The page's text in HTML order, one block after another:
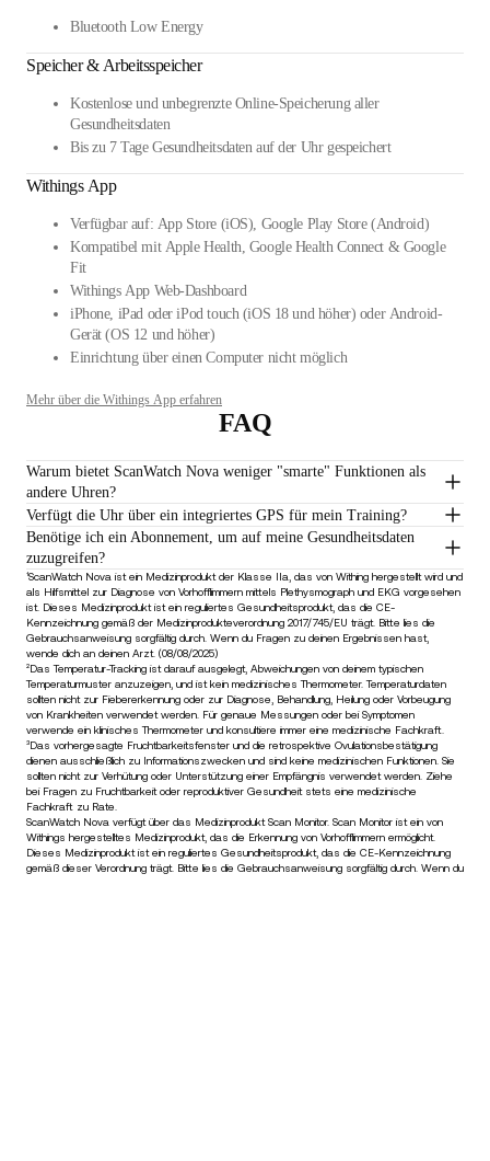
Bluetooth Low Energy
Speicher & Arbeitsspeicher
Kostenlose und unbegrenzte Online-Speicherung aller
Gesundheitsdaten
Bis zu 7 Tage Gesundheitsdaten auf der Uhr gespeichert
Withings App
Verfügbar auf: App Store (iOS), Google Play Store (Android)
Kompatibel mit Apple Health, Google Health Connect & Google
Fit
Withings App Web-Dashboard
iPhone, iPad oder iPod touch (iOS 18 und höher) oder Android-
Gerät (OS 12 und höher)
Einrichtung über einen Computer nicht möglich
Mehr über die Withings App erfahren
FAQ
Warum bietet ScanWatch Nova weniger "smarte" Funktionen als
andere Uhren?
Verfügt die Uhr über ein integriertes GPS für mein Training?
Benötige ich ein Abonnement, um auf meine Gesundheitsdaten
zuzugreifen?
¹ScanWatch Nova ist ein Medizinprodukt der Klasse IIa, das von Withing hergestellt wird und
als Hilfsmittel zur Diagnose von Vorhofflimmern mittels Plethysmograph und EKG vorgesehen
ist. Dieses Medizinprodukt ist ein reguliertes Gesundheitsprodukt, das die CE-
Kennzeichnung gemäß der Medizinprodukteverordnung 2017/745/EU trägt. Bitte lies die
Gebrauchsanweisung sorgfältig durch. Wenn du Fragen zu deinen Ergebnissen hast,
wende dich an deinen Arzt. (08/08/2025)
²Das Temperatur-Tracking ist darauf ausgelegt, Abweichungen von deinem typischen
Temperaturmuster anzuzeigen, und ist kein medizinisches Thermometer. Temperaturdaten
sollten nicht zur Fiebererkennung oder zur Diagnose, Behandlung, Heilung oder Vorbeugung
von Krankheiten verwendet werden. Für genaue Messungen oder bei Symptomen
verwende ein klinisches Thermometer und konsultiere immer eine medizinische Fachkraft.
³Das vorhergesagte Fruchtbarkeitsfenster und die retrospektive Ovulationsbestätigung
dienen ausschließlich zu Informationszwecken und sind keine medizinischen Funktionen. Sie
sollten nicht zur Verhütung oder Unterstützung einer Empfängnis verwendet werden. Ziehe
bei Fragen zu Fruchtbarkeit oder reproduktiver Gesundheit stets eine medizinische
Fachkraft zu Rate.
ScanWatch Nova verfügt über das Medizinprodukt Scan Monitor. Scan Monitor ist ein von
Withings hergestelltes Medizinprodukt, das die Erkennung von Vorhofflimmern ermöglicht.
Dieses Medizinprodukt ist ein reguliertes Gesundheitsprodukt, das die CE-Kennzeichnung
gemäß dieser Verordnung trägt. Bitte lies die Gebrauchsanweisung sorgfältig durch. Wenn du